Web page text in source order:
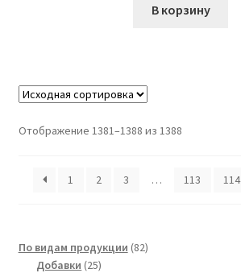
В корзину
Отображение 1381–1388 из 1388
1 2 3 … 113 114
По видам продукции 8282
Добавки 2525